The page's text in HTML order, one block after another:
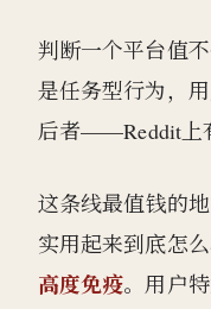
判断一个平台值
是任务型行为，
后者——Reddit上
这条线最值钱的
实用起来到底怎
高度免疫。用户